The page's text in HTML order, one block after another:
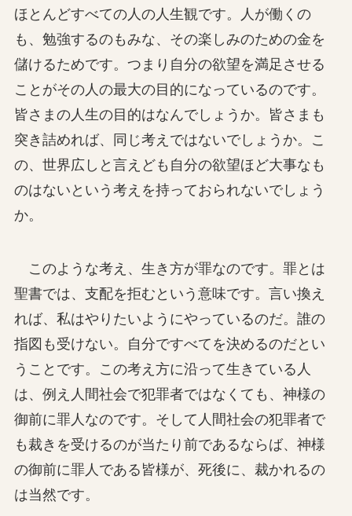
ほとんどすべての人の人生観です。人が働くの
も、勉強するのもみな、その楽しみのための金を
儲けるためです。つまり自分の欲望を満足させる
ことがその人の最大の目的になっているのです。
皆さまの人生の目的はなんでしょうか。皆さまも
突き詰めれば、同じ考えではないでしょうか。こ
の、世界広しと言えども自分の欲望ほど大事なも
のはないという考えを持っておられないでしょう
か。
このような考え、生き方が罪なのです。罪とは
聖書では、支配を拒むという意味です。言い換え
れば、私はやりたいようにやっているのだ。誰の
指図も受けない。自分ですべてを決めるのだとい
うことです。この考え方に沿って生きている人
は、例え人間社会で犯罪者ではなくても、神様の
御前に罪人なのです。そして人間社会の犯罪者で
も裁きを受けるのが当たり前であるならば、神様
の御前に罪人である皆様が、死後に、裁かれるの
は当然です。